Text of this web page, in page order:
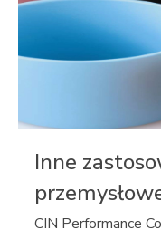
Inne
CIN Performance